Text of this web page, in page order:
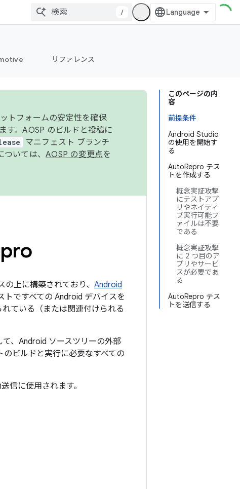
/
リファレンス
このページの内
容
前提条件
Android Studio
の使用を開始す
る
AutoRepro テス
トを作成する
概念実証攻撃
にテストアプ
リやネイティ
ブ実行可能フ
ァイルは不要
である
概念実証攻撃
に 2 つ目のア
プリやサービ
スが必要であ
る
AutoRepro テス
トを送信する
トフォームの安定性を確保
す。AOSP のビルドと投稿に
マニフェスト ブランチ
いては、 AOSP の変更点を
の上に構築されており、 Android
ですべての Android デバイスを
ている（または関連付けられる
、Android ソースツリーの外部
ビルドと実行に必要なすべての
信に使用されます。